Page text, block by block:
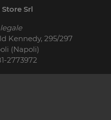
Srl
Kennedy, 295/297
(Napoli)
2773972